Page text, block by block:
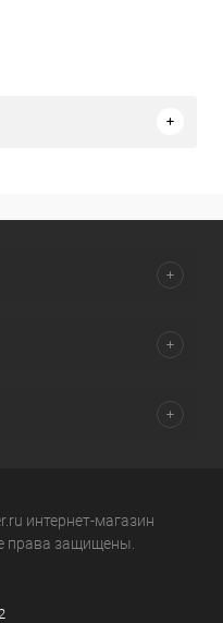
интернет-магазин
права защищены.